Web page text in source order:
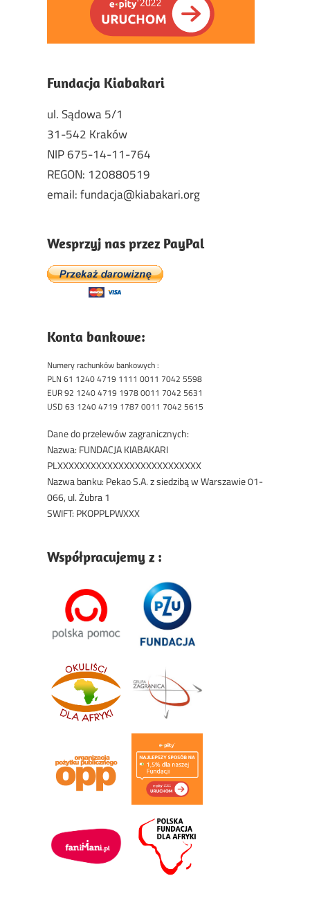
Fundacja Kiabakari
ul. Sądowa 5/1
31-542 Kraków
NIP 675-14-11-764
REGON: 120880519
email: fundacja@kiabakari.org
Wesprzyj nas przez PayPal
Konta bankowe:
Numery rachunków bankowych :
PLN 61 1240 4719 1111 0011 7042 5598
EUR 92 1240 4719 1978 0011 7042 5631
USD 63 1240 4719 1787 0011 7042 5615
Dane do przelewów zagranicznych:
Nazwa: FUNDACJA KIABAKARI
PLXXXXXXXXXXXXXXXXXXXXXXXXXX
Nazwa banku: Pekao S.A. z siedzibą w Warszawie 01-
066, ul. Żubra 1
SWIFT: PKOPPLPWXXX
Współpracujemy z :